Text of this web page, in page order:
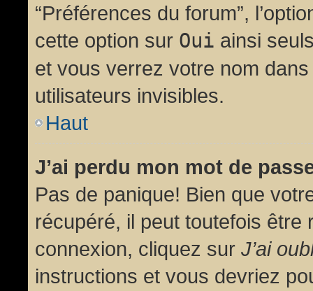
“Préférences du forum”,
cette option sur Oui ainsi
et vous verrez votre nom
utilisateurs invisibles.
Haut
J’ai perdu mon mot de
Pas de panique! Bien que
récupéré, il peut toutefois être
connexion, cliquez sur J’ai
instructions et vous devriez